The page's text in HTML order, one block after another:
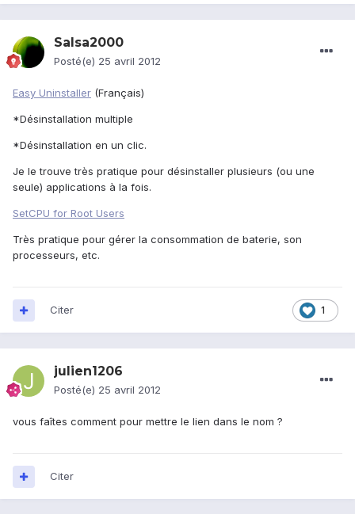
Salsa2000
Posté(e) 25 avril 2012
Easy Uninstaller (Français)
*Désinstallation multiple
*Désinstallation en un clic.
Je le trouve très pratique pour désinstaller plusieurs (ou une
seule) applications à la fois.
SetCPU for Root Users
Très pratique pour gérer la consommation de baterie, son
processeurs, etc.
1
Citer
julien1206
Posté(e) 25 avril 2012
vous faîtes comment pour mettre le lien dans le nom ?
Citer